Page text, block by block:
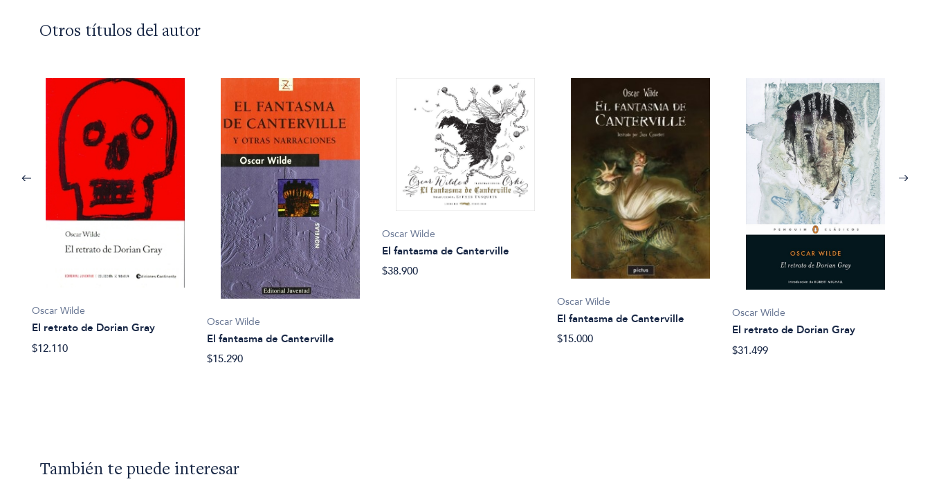
Otros títulos del autor
Oscar Wilde
El retrato de Dorian Gray
$12.110
Oscar Wilde
El fantasma de Canterville
$15.290
Oscar Wilde
El fantasma de Canterville
$38.900
Oscar Wilde
El fantasma de Canterville
$15.000
Oscar Wilde
El retrato de Dorian Gray
$31.499
También te puede interesar